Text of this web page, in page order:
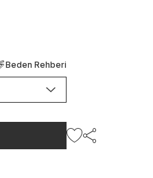
Beden Rehberi